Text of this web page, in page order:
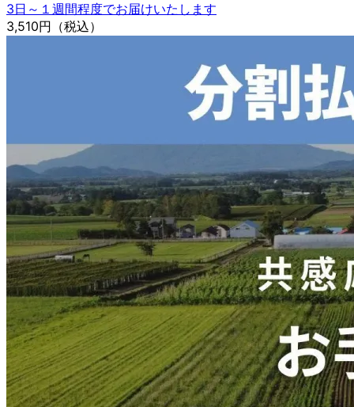
3日～１週間程度でお届けいたします
3,510円 （税込）